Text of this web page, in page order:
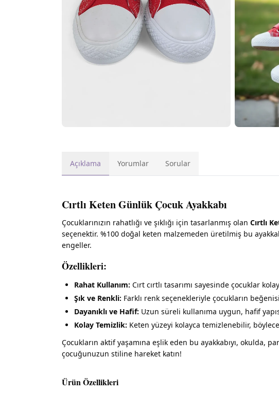
Açıklama Yorumlar Sorular
Cırtlı Keten Günlük Çocuk Ayakkabı
Çocuklarınızın rahatlığı ve şıklığı için tasarlanmış olan Cırtlı
seçenektir. %100 doğal keten malzemeden üretilmiş bu
engeller.
Özellikleri:
Rahat Kullanım: Cırt cırtlı tasarımı sayesinde çocuklar
Şık ve Renkli: Farklı renk seçenekleriyle çocukların
Dayanıklı ve Hafif: Uzun süreli kullanıma uygun, hafif
Kolay Temizlik: Keten yüzeyi kolayca temizlenebilir,
Çocukların aktif yaşamına eşlik eden bu ayakkabıyı, okulda,
çocuğunuzun stiline hareket katın!
Ürün Özellikleri